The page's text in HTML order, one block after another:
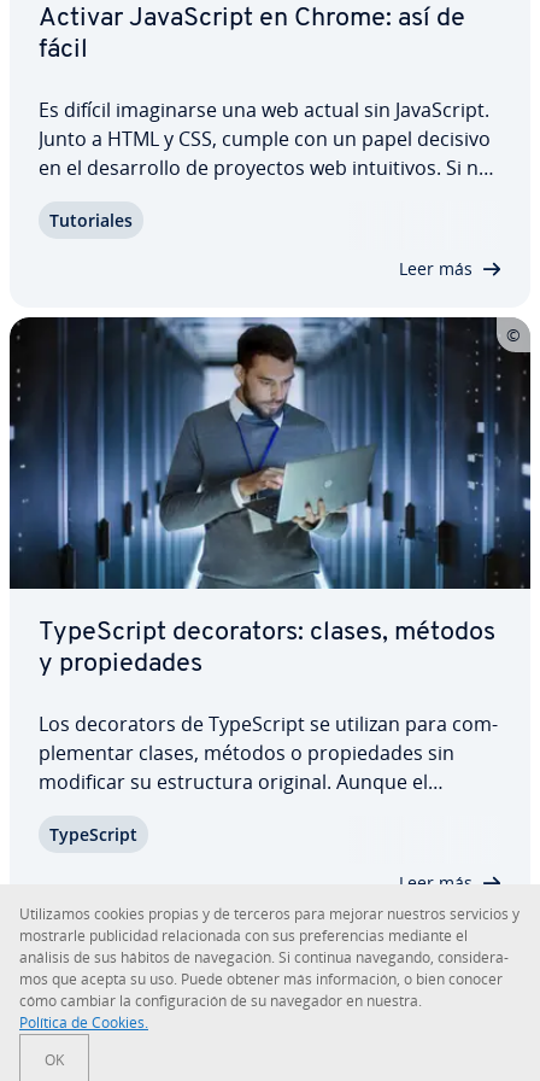
Activar Ja­va­S­cri­pt en Chrome: así de
fácil
Es difícil ima­gi­nar­se una web actual sin Ja­va­S­cri­pt.
Junto a HTML y CSS, cumple con un papel decisivo
en el de­sa­rro­llo de proyectos web in­tui­ti­vos. Si no
web con el nivel de in­ter­ac­ti­vi­dad que se busca
Tu­to­ria­les
Leer más
Ty­pe­S­cri­pt de­co­ra­to­rs: clases, métodos
y pro­pie­da­des
Los de­co­ra­to­rs de Ty­pe­S­cri­pt se utilizan para co­m­
ple­me­n­tar clases, métodos o pro­pie­da­des sin
modificar su es­tru­c­tu­ra original. Aunque el
m­pa­ti­ble con la mayoría de los na­ve­ga­do­res, es
Ty­pe­S­cri­pt
Leer más
Sobre IONOS
Sala de prensa
Uti­li­za­mos cookies propias y de terceros para mejorar nuestros servicios y
mostrarle pu­bli­ci­dad re­la­cio­na­da con sus pre­fe­re­n­cias mediante el
análisis de sus hábitos de na­ve­ga­ción. Si continua navegando, co­n­si­de­ra­
mos que acepta su uso. Puede obtener más in­fo­r­ma­ción, o bien conocer
cómo cambiar la co­n­fi­gu­ra­ción de su navegador en nuestra.
Política de Cookies.
OK